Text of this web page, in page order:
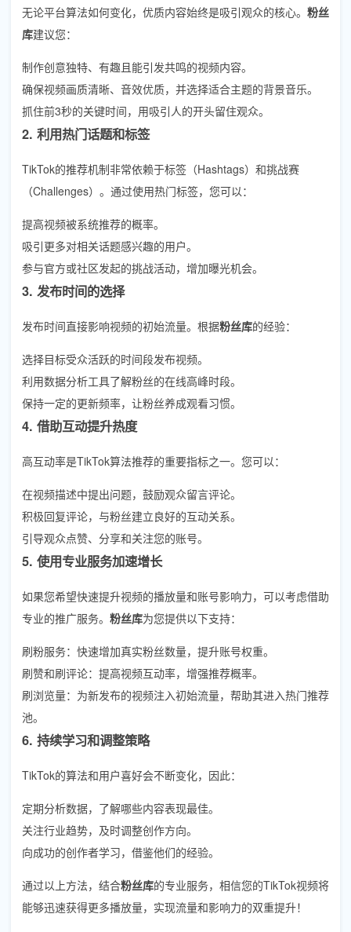
无论平台算法如何变化，优质内容始终是吸引观众的核心。 粉丝
库建议您：
制作创意独特、有趣且能引发共鸣的视频内容。
确保视频画质清晰、音效优质，并选择适合主题的背景音乐。
抓住前3秒的关键时间，用吸引人的开头留住观众。
2. 利用热门话题和标签
TikTok的推荐机制非常依赖于标签（Hashtags）和挑战赛
（Challenges）。通过使用热门标签，您可以：
提高视频被系统推荐的概率。
吸引更多对相关话题感兴趣的用户。
参与官方或社区发起的挑战活动，增加曝光机会。
3. 发布时间的选择
发布时间直接影响视频的初始流量。根据粉丝库的经验：
选择目标受众活跃的时间段发布视频。
利用数据分析工具了解粉丝的在线高峰时段。
保持一定的更新频率，让粉丝养成观看习惯。
4. 借助互动提升热度
高互动率是TikTok算法推荐的重要指标之一。您可以：
在视频描述中提出问题，鼓励观众留言评论。
积极回复评论，与粉丝建立良好的互动关系。
引导观众点赞、分享和关注您的账号。
5. 使用专业服务加速增长
如果您希望快速提升视频的播放量和账号影响力，可以考虑借助
专业的推广服务。 粉丝库为您提供以下支持：
刷粉服务：快速增加真实粉丝数量，提升账号权重。
刷赞和刷评论：提高视频互动率，增强推荐概率。
刷浏览量：为新发布的视频注入初始流量，帮助其进入热门推荐
池。
6. 持续学习和调整策略
TikTok的算法和用户喜好会不断变化，因此：
定期分析数据，了解哪些内容表现最佳。
关注行业趋势，及时调整创作方向。
向成功的创作者学习，借鉴他们的经验。
通过以上方法，结合粉丝库的专业服务，相信您的TikTok视频将
能够迅速获得更多播放量，实现流量和影响力的双重提升！